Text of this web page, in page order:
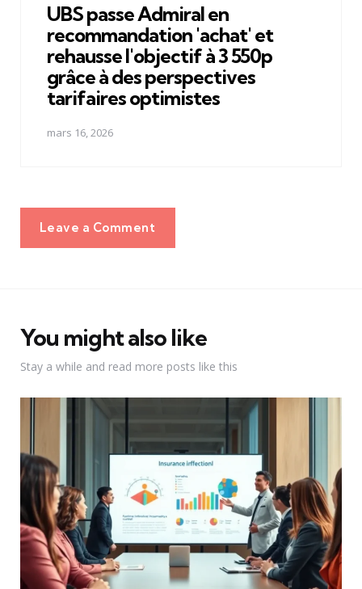
UBS passe Admiral en
recommandation 'achat' et
rehausse l'objectif à 3 550p
grâce à des perspectives
tarifaires optimistes
mars 16, 2026
Leave a Comment
You might also like
Stay a while and read more posts like this